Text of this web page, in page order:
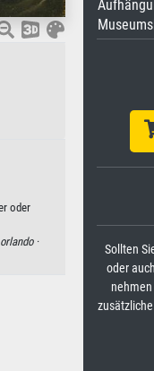
oder
·
Sollten
oder